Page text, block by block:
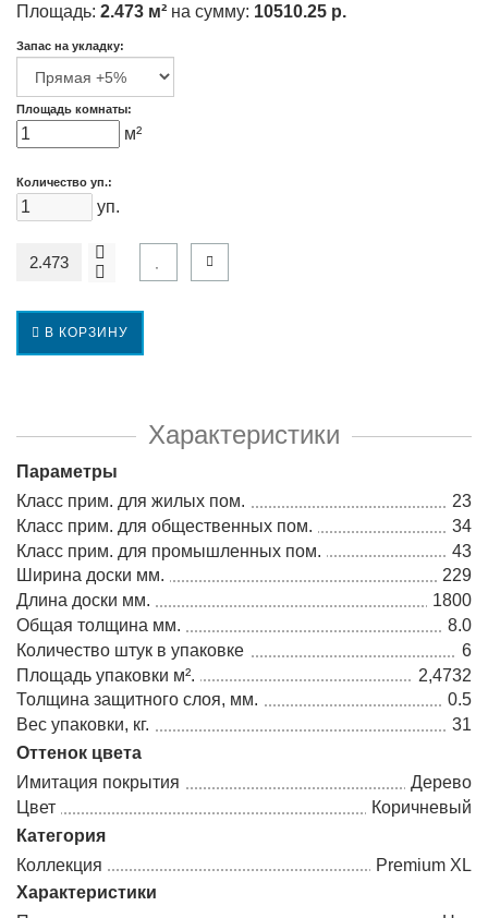
Площадь: 2.473 м² на сумму: 10510.25 р.
Запас на укладку:
Площадь комнаты:
м²
Количество уп.:
уп.
В КОРЗИНУ
Характеристики
Параметры
Класс прим. для жилых пом.
23
Класс прим. для общественных пом.
34
Класс прим. для промышленных пом.
43
Ширина доски мм.
229
Длина доски мм.
1800
Общая толщина мм.
8.0
Количество штук в упаковке
6
Площадь упаковки м².
2,4732
Толщина защитного слоя, мм.
0.5
Вес упаковки, кг.
31
Оттенок цвета
Имитация покрытия
Дерево
Цвет
Коричневый
Категория
Коллекция
Premium XL
Характеристики